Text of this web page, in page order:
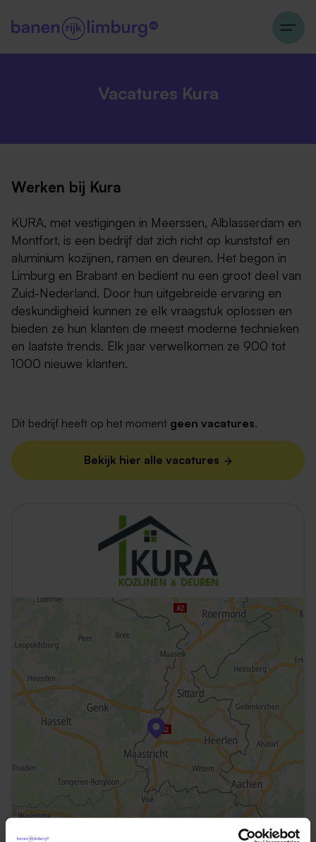
Vacatures Kura
Werken bij Kura
KURA, met vestigingen in Meerssen, Alblasserdam en
Montfort, is een bedrijf dat zich richt op kunststof en
aluminium kozijnen, ramen en deuren. Het begon in
Limburg en Brabant en bedient nu een groot deel van
Zuid-Nederland. Door hun uitgebreide ervaring en
deskundigheid kunnen ze elk vraagstuk oplossen en
bieden ze hun klanten de meest moderne technieken
en laatste trends. Elk jaar verwelkomen ze 900 tot
1000 nieuwe klanten.
Dit bedrijf heeft op het moment geen vacatures.
Bekijk hier alle vacatures